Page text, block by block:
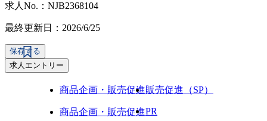
求人No.：NJB2368104
最終更新日：2026/6/25
保存する
求人エントリー
商品企画・販売促進販売促進（SP）
商品企画・販売促進PR